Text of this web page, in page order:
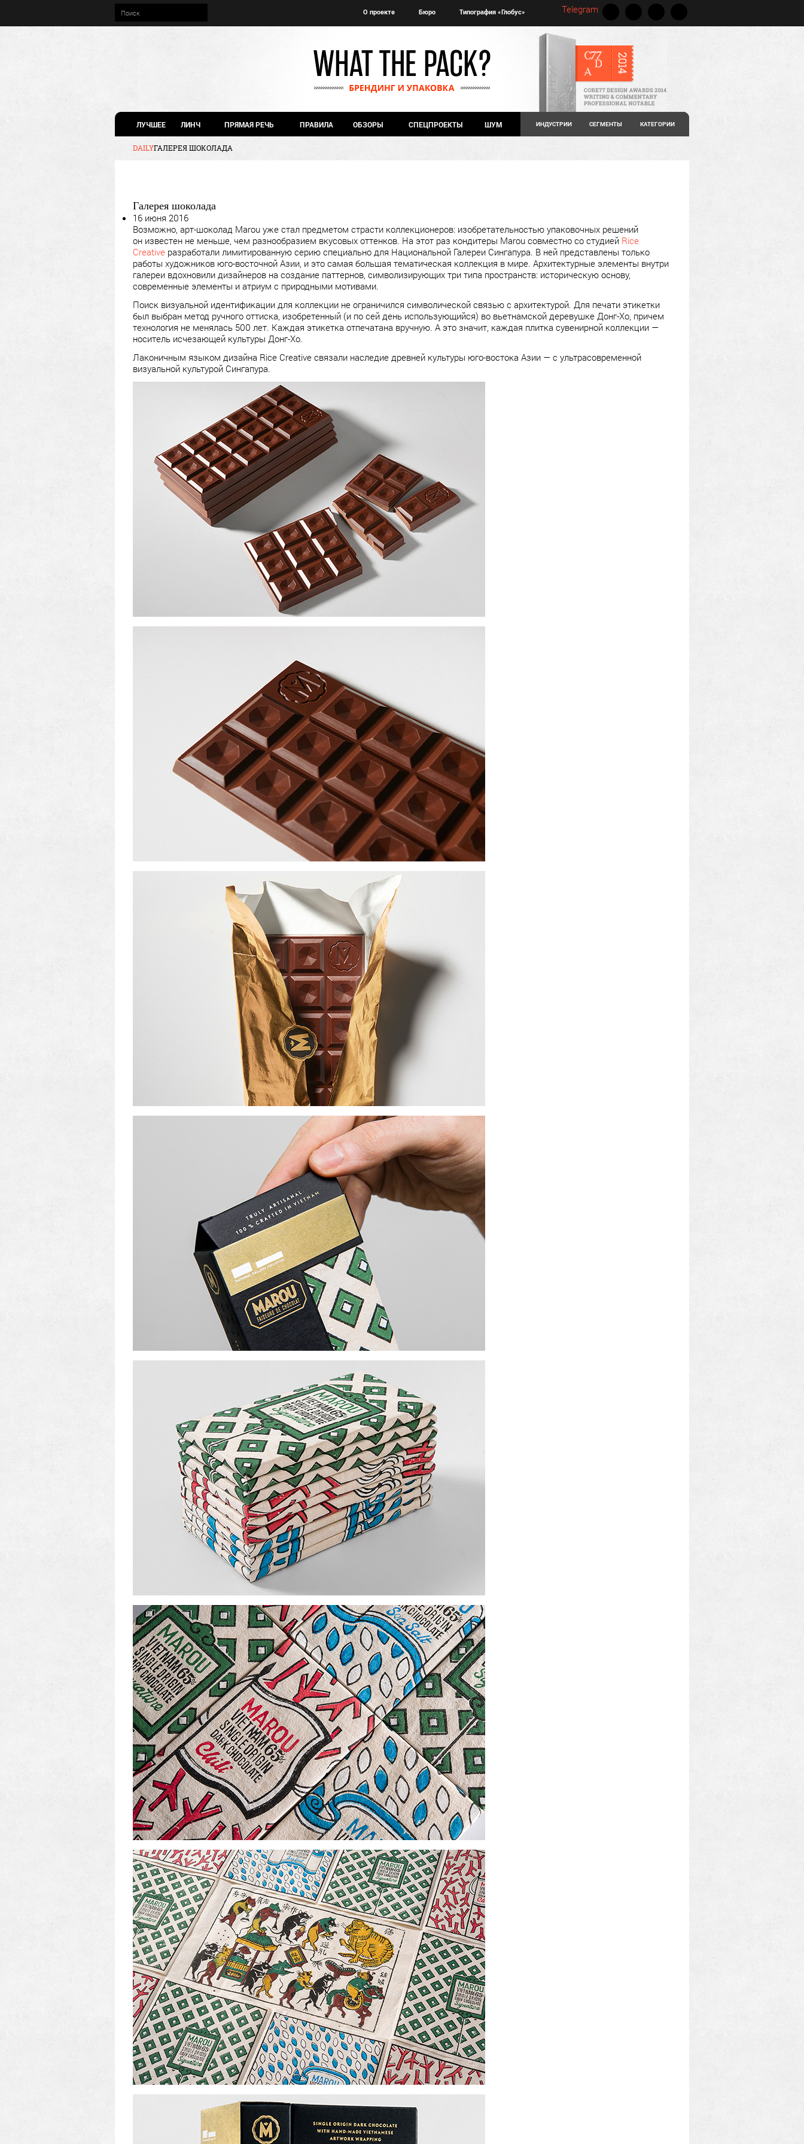
О проекте Бюро Типография «Глобус» Telegram
ЛУЧШЕЕ ЛИНЧ ПРЯМАЯ РЕЧЬ ПРАВИЛА ОБЗОРЫ СПЕЦПРОЕКТЫ ШУМ ИНДУСТРИИ СЕГМЕНТЫ КАТЕГОРИИ
DAILYГАЛЕРЕЯ ШОКОЛАДА
Галерея шоколада
16 июня 2016
Возможно, арт-шоколад Marou уже стал предметом страсти коллекционеров: изобретательностью упаковочных решений
он известен не меньше, чем разнообразием вкусовых оттенков. На этот раз кондитеры Marou совместно со студией Rice
Creative разработали лимитированную серию специально для Национальной Галереи Сингапура. В ней представлены только
работы художников юго-восточной Азии, и это самая большая тематическая коллекция в мире. Архитектурные элементы внутри
галереи вдохновили дизайнеров на создание паттернов, символизирующих три типа пространств: историческую основу,
современные элементы и атриум с природными мотивами.
Поиск визуальной идентификации для коллекции не ограничился символической связью с архитектурой. Для печати этикетки
был выбран метод ручного оттиска, изобретенный (и по сей день использующийся) во вьетнамской деревушке Донг-Хо, причем
технология не менялась 500 лет. Каждая этикетка отпечатана вручную. А это значит, каждая плитка сувенирной коллекции —
носитель исчезающей культуры Донг-Хо.
Лаконичным языком дизайна Rice Creative связали наследие древней культуры юго-востока Азии — с ультрасовременной
визуальной культурой Сингапура.